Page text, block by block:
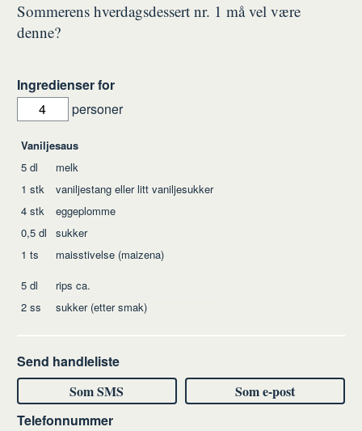
Sommerens hverdagsdessert nr. 1 må vel være
denne?
Ingredienser for
personer
Ingredienser
Vaniljesaus
5dl
melk
1 stk vaniljestang eller litt vaniljesukker
4stk
eggeplomme
0,5dl
sukker
1 ts
maisstivelse (maizena)
5dl rips ca.
2ss sukker (etter smak)
Send handleliste
Som SMS
Som e-post
Telefonnummer